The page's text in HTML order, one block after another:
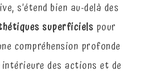
s’étend bien au-delà des
superficiels pour
compréhension profonde
des actions et de